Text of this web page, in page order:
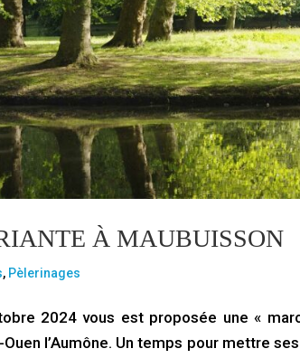
À MAUBUISSON
, Pèlerinages
2024 vous est proposée une «
l’Aumône. Un temps pour mettre